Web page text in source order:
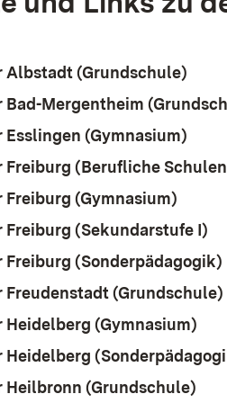
Albstadt (Grundschule)
Bad-Mergentheim
Esslingen (Gymnasium)
Freiburg (Berufliche
Freiburg (Gymnasium)
Freiburg (Sekundarstufe I)
Freiburg (Sonderpädagogik)
Freudenstadt (Grundschule)
Heidelberg (Gymnasium)
Heidelberg
Heilbronn (Grundschule)